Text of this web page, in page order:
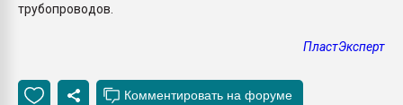
трубопроводов.
ПластЭксперт